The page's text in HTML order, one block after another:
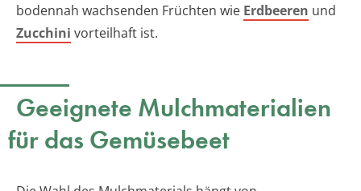
bodennah wachsenden Früchten wie Erdbeeren und
Zucchini vorteilhaft ist.
Geeignete Mulchmaterialien
für das Gemüsebeet